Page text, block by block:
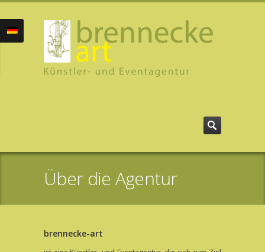
Über die Agentur
brennecke-art